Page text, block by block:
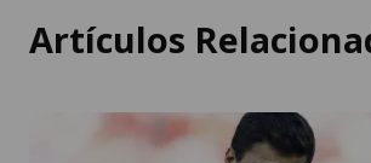
Artículos